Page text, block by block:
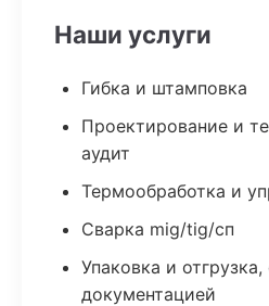
Наши услуги
Гибка и штамповка
Проектирование и
аудит
Термообработка и
Сварка mig/tig/сп
Упаковка и
документацией